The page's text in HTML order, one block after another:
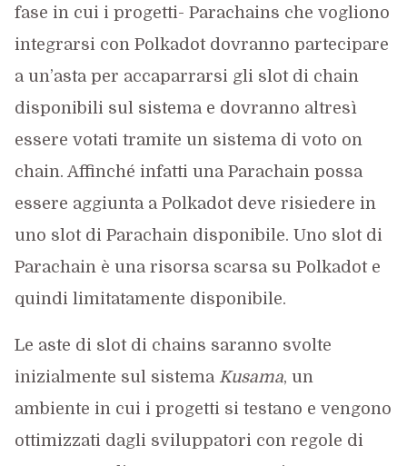
fase in cui i progetti- Parachains che vogliono
integrarsi con Polkadot dovranno partecipare
a un’asta per accaparrarsi gli slot di chain
disponibili sul sistema e dovranno altresì
essere votati tramite un sistema di voto on
chain. Affinché infatti una Parachain possa
essere aggiunta a Polkadot deve risiedere in
uno slot di Parachain disponibile. Uno slot di
Parachain è una risorsa scarsa su Polkadot e
quindi limitatamente disponibile.
Le aste di slot di chains saranno svolte
inizialmente sul sistema Kusama, un
ambiente in cui i progetti si testano e vengono
ottimizzati dagli sviluppatori con regole di